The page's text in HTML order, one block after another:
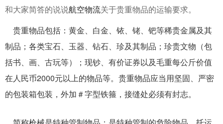
和大家简答的说说航空物流关于贵重物品的运输要求。
贵重物品包括：黄金、白金、铱、铑、钯等稀贵金属及其
制品；各类宝石、玉器、钻石、珍及其制品；珍贵文物（包
括书、画、古玩等）；现钞、有价证券以及毛重每公斤价值
在人民币2000元以上的物品等。贵重物品应当用坚固、严密
的包装箱包装，外加＃字型铁箍，接缝处必须有封志。